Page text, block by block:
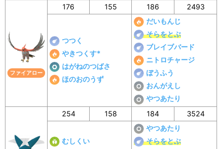
ファイアロー
176 155 186 2493
つつく
やきつくす*
はがねのつばさ
ほのおのうず
だいもんじ
そらをとぶ
ブレイブバード
ニトロチャージ
ぼうふう
おんがえし
やつあたり
254 158 184 3524
むしくい
やつあたり
そらをとぶ